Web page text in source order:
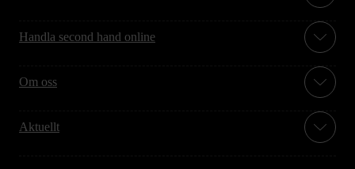
Handla second hand online
Om oss
Aktuellt